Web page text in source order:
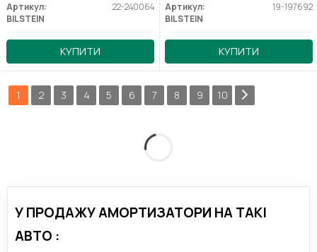
Артикул:
22-240064
BILSTEIN
КУПИТИ
Артикул:
19-197692
BILSTEIN
КУПИТИ
1 2 3 4 5 6 7 8 9 10
У ПРОДАЖУ АМОРТИЗАТОРИ НА ТАКІ
АВТО :